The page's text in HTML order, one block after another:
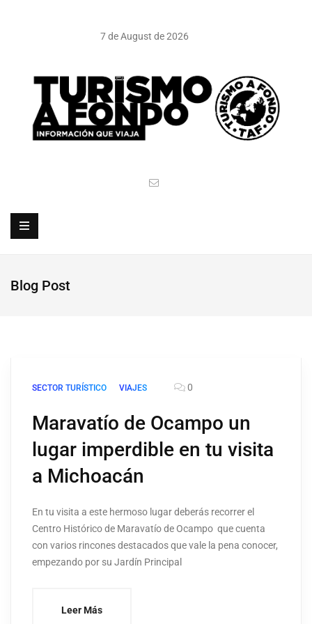
7 de August de 2026
Blog Post
SECTOR TURÍSTICO VIAJES 0
Maravatío de Ocampo un
lugar imperdible en tu visita
a Michoacán
En tu visita a este hermoso lugar deberás recorrer el
Centro Histórico de Maravatío de Ocampo que cuenta
con varios rincones destacados que vale la pena conocer,
empezando por su Jardín Principal
Leer Más